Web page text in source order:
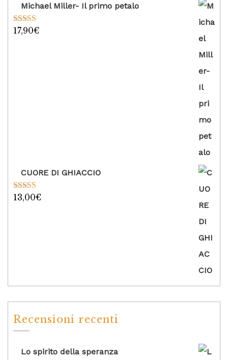
Michael Miller- Il primo petalo
Valutato
17,90€
CUORE DI GHIACCIO
Valutato
13,00€
Recensioni recenti
Lo spirito della speranza